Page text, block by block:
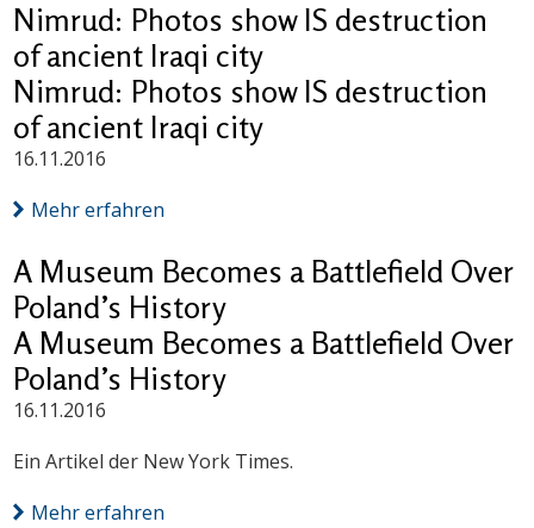
Nimrud: Photos show IS destruction
of ancient Iraqi city
Nimrud: Photos show IS destruction
of ancient Iraqi city
16.11.2016
Mehr erfahren
A Museum Becomes a Battlefield Over
Poland’s History
A Museum Becomes a Battlefield Over
Poland’s History
16.11.2016
Ein Artikel der New York Times.
Mehr erfahren